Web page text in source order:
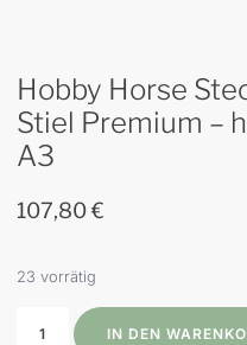
Hobby Horse
Stiel Premium –
A3
107,80€
23 vorrätig
IN DEN